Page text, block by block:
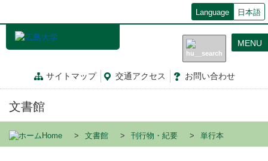
Language 日本語
サイトマップ 交通アクセス お問い合わせ
MENU
文書館
Home 文書館 刊行物・紀要 単行本